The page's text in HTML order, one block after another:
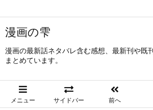
漫画の雫
漫画の最新話ネタバレ含む感想、最新刊や既
まとめています。
メニュー サイドバー 前へ